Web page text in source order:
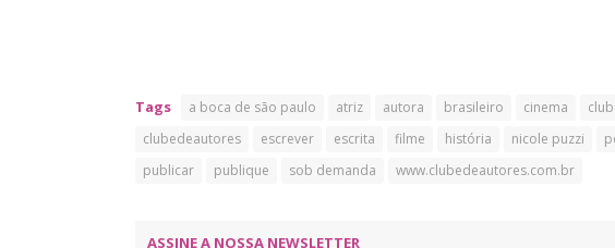
Tags a boca de são paulo atriz autora brasileiro cinema
clubedeautores
escrever escrita filme história nicole puzzi
publicar
publique sob demanda www.clubedeautores.com.br
ASSINE A NOSSA NEWSLETTER